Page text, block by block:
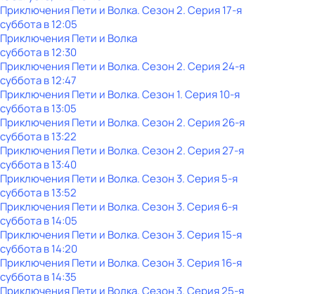
Приключения Пети и Волка. Сезон 2. Серия 17-я
субботав12:05
Приключения Пети и Волка
субботав12:30
Приключения Пети и Волка. Сезон 2. Серия 24-я
субботав12:47
Приключения Пети и Волка. Сезон 1. Серия 10-я
субботав13:05
Приключения Пети и Волка. Сезон 2. Серия 26-я
субботав13:22
Приключения Пети и Волка. Сезон 2. Серия 27-я
субботав13:40
Приключения Пети и Волка. Сезон 3. Серия 5-я
субботав13:52
Приключения Пети и Волка. Сезон 3. Серия 6-я
субботав14:05
Приключения Пети и Волка. Сезон 3. Серия 15-я
субботав14:20
Приключения Пети и Волка. Сезон 3. Серия 16-я
субботав14:35
Приключения Пети и Волка. Сезон 3. Серия 25-я